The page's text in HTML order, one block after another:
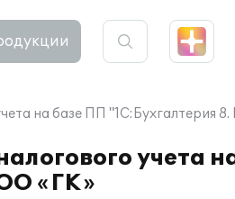
на базе ПП "1С:Бухгалтерия
учета
«ГК»